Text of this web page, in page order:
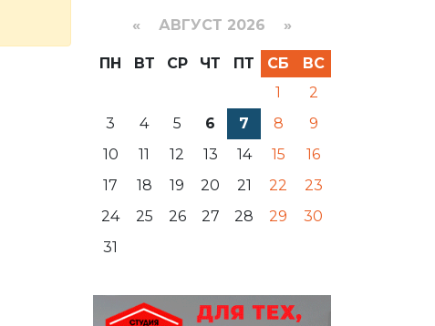
« АВГУСТ 2026 »
ПН ВТ СР ЧТ ПТ СБ
ВС
1
2
3
4 5 6 7 8
9
10
11 12 13 14 15
16
17
18 19 20 21 22
23
24
25 26 27 28 29
30
31